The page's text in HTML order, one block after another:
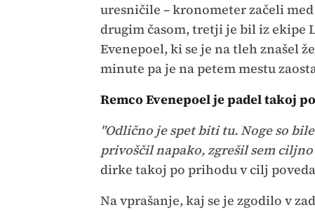
uresničile – kronometer začeli
drugim časom, tretji je bil iz ekipe
Evenepoel, ki se je na tleh znašel
minute pa je na petem mestu
Remco Evenepoel je padel takoj
"Odlično je spet biti tu. Noge so
privoščil napako, zgrešil sem
dirke takoj po prihodu v cilj
Na vprašanje, kaj se je zgodilo v